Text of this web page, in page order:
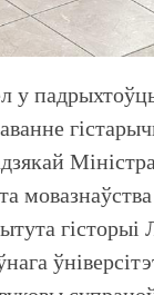
у
гісторыі